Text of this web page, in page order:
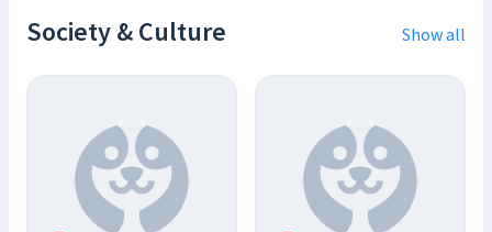
Society & Culture Show all